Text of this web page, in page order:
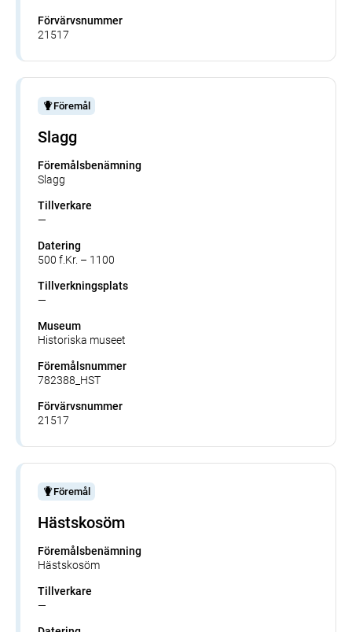
Förvärvsnummer
21517
Föremål
Slagg
Föremålsbenämning
Slagg
Tillverkare
—
Datering
500 f.Kr. – 1100
Tillverkningsplats
—
Museum
Historiska museet
Föremålsnummer
782388_HST
Förvärvsnummer
21517
Föremål
Hästskosöm
Föremålsbenämning
Hästskosöm
Tillverkare
—